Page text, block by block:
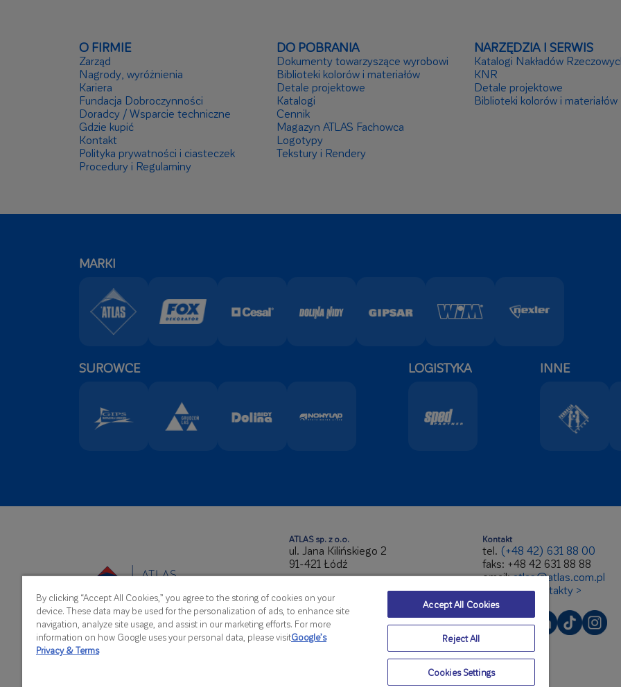
O FIRMIE
Zarząd
Nagrody, wyróżnienia
Kariera
Fundacja Dobroczynności
Doradcy / Wsparcie techniczne
Gdzie kupić
Kontakt
Polityka prywatności i ciasteczek
Procedury i Regulaminy
DO POBRANIA
Dokumenty towarzyszące wyrobowi
Biblioteki kolorów i materiałów
Detale projektowe
Katalogi
Cennik
Magazyn ATLAS Fachowca
Logotypy
Tekstury i Rendery
NARZĘDZIA I SERWIS
Katalogi Nakładów
KNR
Detale projektowe
Biblioteki kolorów i materiałów
MARKI
SUROWCE LOGISTYKA INNE
ATLAS sp. z o.o.
ul. Jana Kilińskiego 2
91-421 Łódź
REGON 100253695
KRS 264887
Kontakt
tel. (+48 42) 631 88 00
faks: +48 42 631 88 88
email:atlas@atlas.com.pl
wszystkie kontakty >
By clicking “Accept All Cookies,” you agree to the storing of cookies on your
device. These data may be used for the personalization of ads, to enhance site
navigation, analyze site usage, and assist in our marketing efforts. For more
information on how Google uses your personal data, please visitGoogle’s
Privacy & Terms
Accept All Cookies
Reject All
Cookies Settings